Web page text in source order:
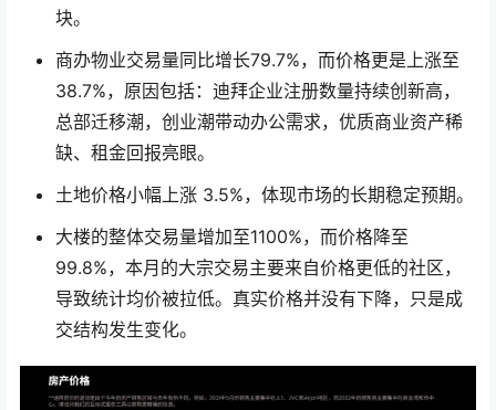
块。
商办物业交易量同比增长79.7%，而价格更是上涨至
38.7%，原因包括：迪拜企业注册数量持续创新高，
总部迁移潮，创业潮带动办公需求，优质商业资产稀
缺、租金回报亮眼。
土地价格小幅上涨 3.5%，体现市场的长期稳定预期。
大楼的整体交易量增加至1100%，而价格降至
99.8%，本月的大宗交易主要来自价格更低的社区，
导致统计均价被拉低。真实价格并没有下降，只是成
交结构发生变化。